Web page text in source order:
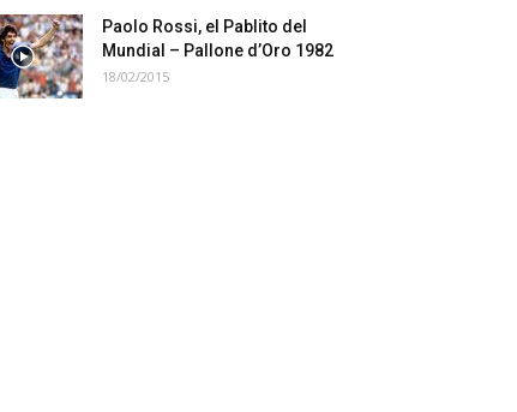
Paolo Rossi, el Pablito del
Mundial – Pallone d’Oro 1982
18/02/2015